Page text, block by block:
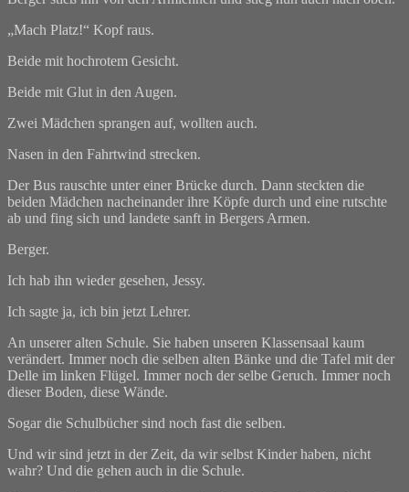
„Mach Platz!“ Kopf raus.
Beide mit hochrotem Gesicht.
Beide mit Glut in den Augen.
Zwei Mädchen sprangen auf, wollten auch.
Nasen in den Fahrtwind strecken.
Der Bus rauschte unter einer Brücke durch. Dann steckten die
beiden Mädchen nacheinander ihre Köpfe durch und eine rutschte
ab und fing sich und landete sanft in Bergers Armen.
Berger.
Ich hab ihn wieder gesehen, Jessy.
Ich sagte ja, ich bin jetzt Lehrer.
An unserer alten Schule. Sie haben unseren Klassensaal kaum
verändert. Immer noch die selben alten Bänke und die Tafel mit der
Delle im linken Flügel. Immer noch der selbe Geruch. Immer noch
dieser Boden, diese Wände.
Sogar die Schulbücher sind noch fast die selben.
Und wir sind jetzt in der Zeit, da wir selbst Kinder haben, nicht
wahr? Und die gehen auch in die Schule.